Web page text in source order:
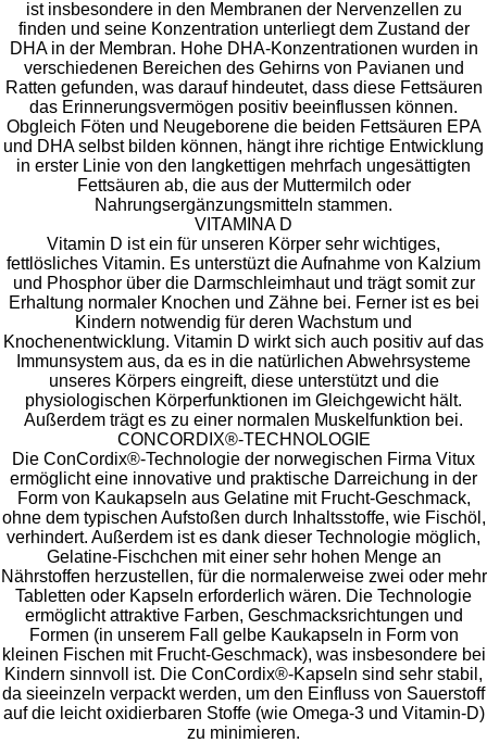
ist insbesondere in den Membranen der Nervenzellen zu
finden und seine Konzentration unterliegt dem Zustand der
DHA in der Membran. Hohe DHA-Konzentrationen wurden in
verschiedenen Bereichen des Gehirns von Pavianen und
Ratten gefunden, was darauf hindeutet, dass diese Fettsäuren
das Erinnerungsvermögen positiv beeinflussen können.
Obgleich Föten und Neugeborene die beiden Fettsäuren EPA
und DHA selbst bilden können, hängt ihre richtige Entwicklung
in erster Linie von den langkettigen mehrfach ungesättigten
Fettsäuren ab, die aus der Muttermilch oder
Nahrungsergänzungsmitteln stammen.
VITAMINA D
Vitamin D ist ein für unseren Körper sehr wichtiges,
fettlösliches Vitamin. Es unterstüzt die Aufnahme von Kalzium
und Phosphor über die Darmschleimhaut und trägt somit zur
Erhaltung normaler Knochen und Zähne bei. Ferner ist es bei
Kindern notwendig für deren Wachstum und
Knochenentwicklung. Vitamin D wirkt sich auch positiv auf das
Immunsystem aus, da es in die natürlichen Abwehrsysteme
unseres Körpers eingreift, diese unterstützt und die
physiologischen Körperfunktionen im Gleichgewicht hält.
Außerdem trägt es zu einer normalen Muskelfunktion bei.
CONCORDIX®-TECHNOLOGIE
Die ConCordix®-Technologie der norwegischen Firma Vitux
ermöglicht eine innovative und praktische Darreichung in der
Form von Kaukapseln aus Gelatine mit Frucht-Geschmack,
ohne dem typischen Aufstoßen durch Inhaltsstoffe, wie Fischöl,
verhindert. Außerdem ist es dank dieser Technologie möglich,
Gelatine-Fischchen mit einer sehr hohen Menge an
Nährstoffen herzustellen, für die normalerweise zwei oder mehr
Tabletten oder Kapseln erforderlich wären. Die Technologie
ermöglicht attraktive Farben, Geschmacksrichtungen und
Formen (in unserem Fall gelbe Kaukapseln in Form von
kleinen Fischen mit Frucht-Geschmack), was insbesondere bei
Kindern sinnvoll ist. Die ConCordix®-Kapseln sind sehr stabil,
da sieeinzeln verpackt werden, um den Einfluss von Sauerstoff
auf die leicht oxidierbaren Stoffe (wie Omega-3 und Vitamin-D)
zu minimieren.